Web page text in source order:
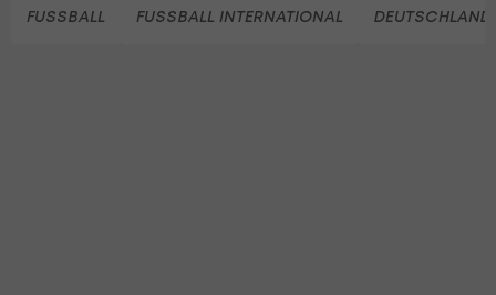
FUSSBALL FUSSBALL INTERNATIONAL